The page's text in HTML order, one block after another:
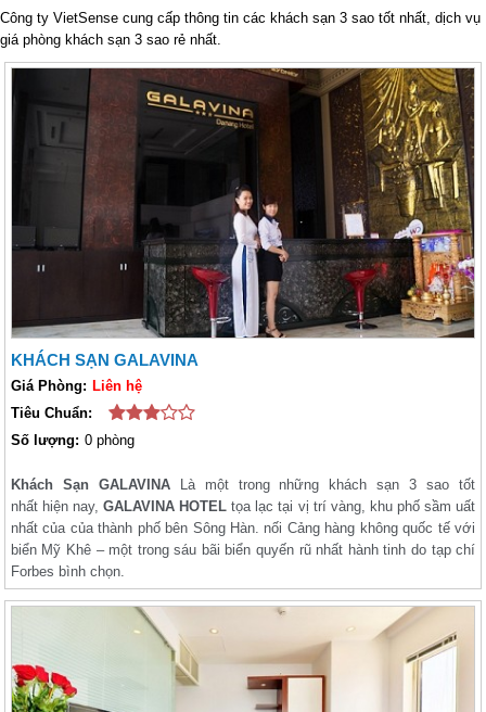
Công ty VietSense cung cấp thông tin các khách sạn 3 sao tốt nhất, dịch vụ
giá phòng khách sạn 3 sao rẻ nhất.
KHÁCH SẠN GALAVINA
Giá Phòng: Liên hệ
Tiêu Chuẩn:
Số lượng: 0 phòng
Khách Sạn GALAVINALà một trong những khách sạn 3 sao tốt
nhất hiện nay,GALAVINA HOTELtọa lạc tại vị trí vàng, khu phố sầm uất
nhất của của thành phố bên Sông Hàn. nối Cảng hàng không quốc tế với
biển Mỹ Khê – một trong sáu bãi biển quyến rũ nhất hành tinh do tạp chí
Forbes bình chọn.